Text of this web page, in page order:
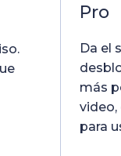
Pro
Da el
más
video,
para